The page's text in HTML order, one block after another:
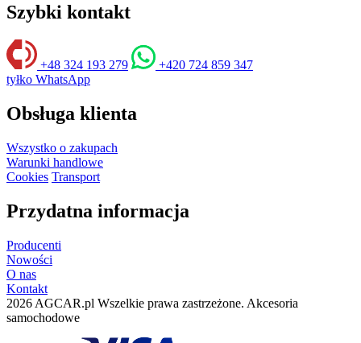
Szybki kontakt
+48 324 193 279
+420 724 859 347
tyłko WhatsApp
Obsługa klienta
Wszystko o zakupach
Warunki handlowe
Cookies Transport
Przydatna informacja
Producenti
Nowości
O nas
Kontakt
2026 AGCAR.pl Wszelkie prawa zastrzeżone. Akcesoria
samochodowe